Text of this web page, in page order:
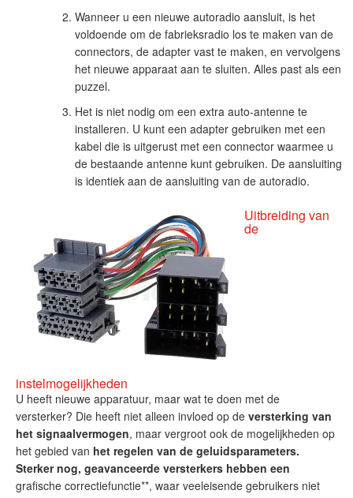
Wanneer u een nieuwe autoradio aansluit, is het
voldoende om de fabrieksradio los te maken van de
connectors, de adapter vast te maken, en vervolgens
het nieuwe apparaat aan te sluiten. Alles past als een
puzzel.
Het is niet nodig om een extra auto-antenne te
installeren. U kunt een adapter gebruiken met een
kabel die is uitgerust met een connector waarmee u
de bestaande antenne kunt gebruiken. De aansluiting
is identiek aan de aansluiting van de autoradio.
Uitbreiding van
de
instelmogelijkheden
U heeft nieuwe apparatuur, maar wat te doen met de
versterker? Die heeft niet alleen invloed op de versterking van
het signaalvermogen, maar vergroot ook de mogelijkheden op
het gebied van het regelen van de geluidsparameters.
Sterker nog, geavanceerde versterkers hebben een
grafische correctiefunctie**, waar veeleisende gebruikers niet